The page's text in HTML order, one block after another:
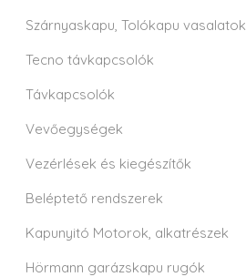
Szárnyaskapu, Tolókapu vasalatok
Tecno távkapcsolók
Távkapcsolók
Vevőegységek
Vezérlések és kiegészítők
Beléptető rendszerek
Kapunyitó Motorok, alkatrészek
Hörmann garázskapu rugók